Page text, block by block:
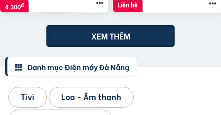
4.300đ Liên hệ
XEM THÊM
Danh mục Điện máy Đà Nẵng
Tivi
Loa - Âm thanh